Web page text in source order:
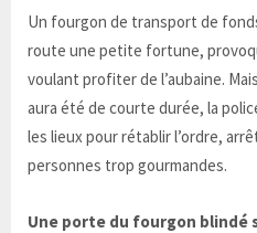
Un fourgon de transport de
route une petite fortune,
voulant profiter de l’aubaine.
aura été de courte durée, la
les lieux pour rétablir l’ordre,
personnes trop gourmandes.
Une porte du fourgon blindé